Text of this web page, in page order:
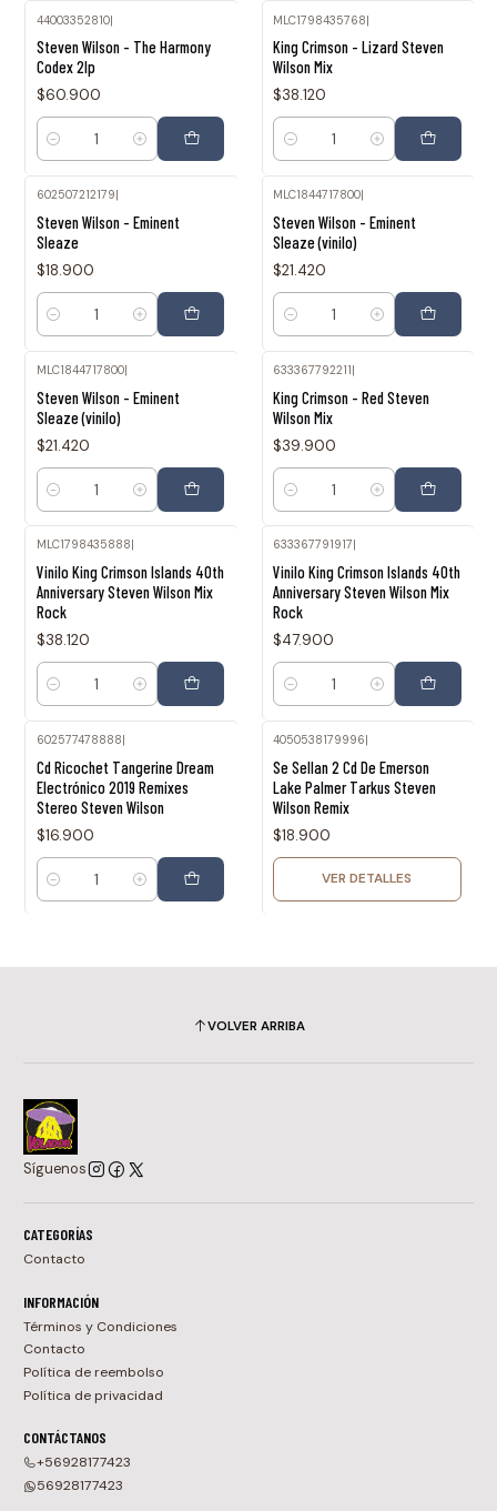
44003352810|
Steven Wilson - The Harmony
Codex 2lp
$60.900
Cantidad
MLC1798435768|
King Crimson - Lizard Steven
Wilson Mix
$38.120
Cantidad
602507212179
Steven Wilson - Eminent
Sleaze
$18.900
Cantidad
MLC1844717800
Steven Wilson - Eminent
Sleaze (vinilo)
$21.420
Cantidad
MLC1844717800|
Steven Wilson - Eminent
Sleaze (vinilo)
$21.420
Cantidad
633367792211|
King Crimson - Red Steven
Wilson Mix
$39.900
Cantidad
MLC1798435888
Vinilo King Crimson Islands 40th
Anniversary Steven Wilson Mix
Rock
$38.120
Cantidad
633367791917
Vinilo King Crimson Islands 40th
Anniversary Steven Wilson Mix
Rock
$47.900
Cantidad
602577478888|
Cd Ricochet Tangerine Dream
Electrónico 2019 Remixes
Stereo Steven Wilson
$16.900
Cantidad
4050538179996|
Se Sellan 2 Cd De Emerson
Lake Palmer Tarkus Steven
Wilson Remix
$18.900
VER DETALLES
VOLVER ARRIBA
Síguenos
CATEGORÍAS
Contacto
INFORMACIÓN
Términos y Condiciones
Contacto
Política de reembolso
Política de privacidad
CONTÁCTANOS
+56928177423
56928177423